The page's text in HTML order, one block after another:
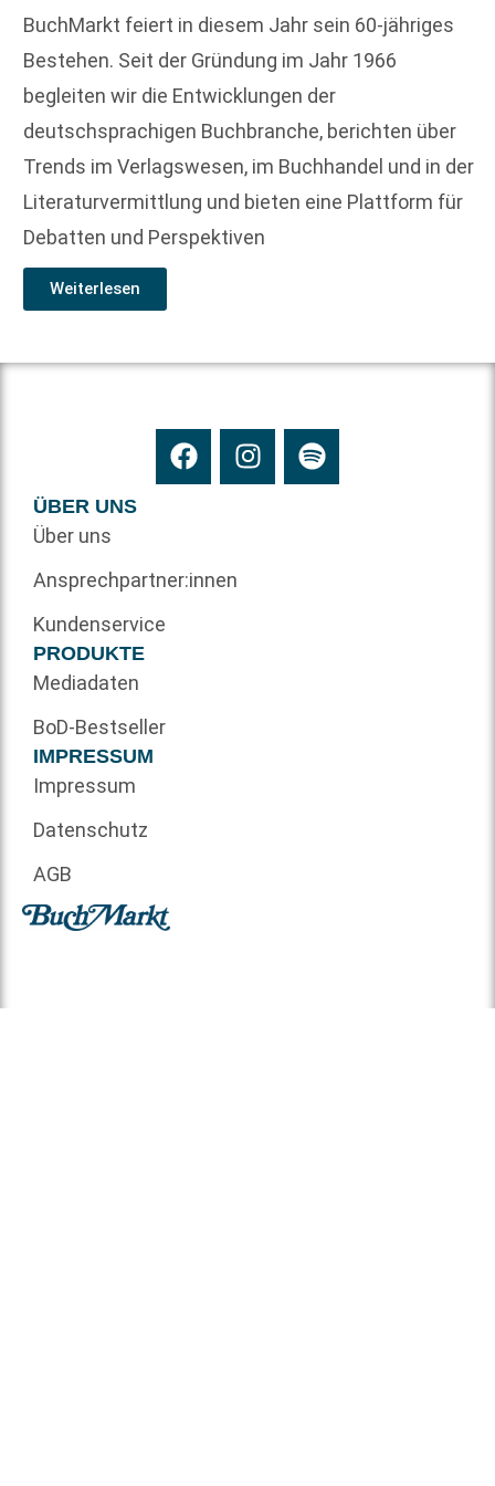
BuchMarkt feiert in diesem Jahr sein 60-jähriges
Bestehen. Seit der Gründung im Jahr 1966
begleiten wir die Entwicklungen der
deutschsprachigen Buchbranche, berichten über
Trends im Verlagswesen, im Buchhandel und in der
Literaturvermittlung und bieten eine Plattform für
Debatten und Perspektiven
Weiterlesen
ÜBER UNS
Über uns
Ansprechpartner:innen
Kundenservice
PRODUKTE
Mediadaten
BoD-Bestseller
IMPRESSUM
Impressum
Datenschutz
AGB